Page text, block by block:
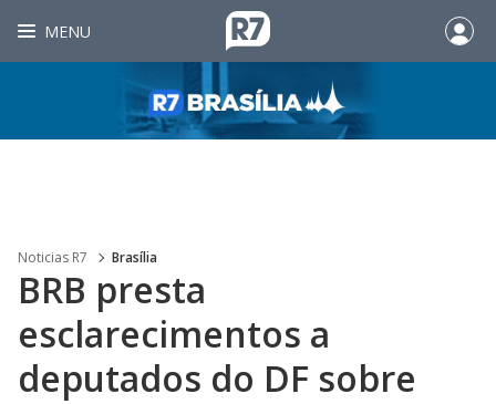
MENU
Noticias R7 Brasília
BRB presta
esclarecimentos a
deputados do DF sobre